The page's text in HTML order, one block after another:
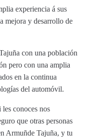
experiencia á sus
mejora y desarrollo de
con una población
pero con una amplia
en la continua
del automóvil.
conoces nos
que otras personas
Armuñde Tajuña, y tu